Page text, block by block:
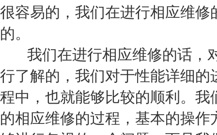
很容易的，我们在进行相应维
的。
我们在进行相应维修的话，
行了解的，我们对于性能详细
程中，也就能够比较的顺利。
的相应维修的过程，基本的操